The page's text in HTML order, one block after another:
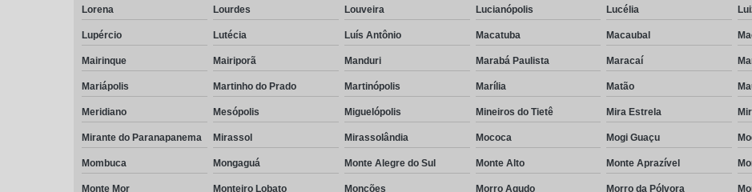
Lorena Lourdes Louveira Lucianópolis Lucélia
Lupércio Lutécia Luís Antônio Macatuba Macaubal
Mairinque Mairiporã Manduri Marabá Paulista Maracaí
Mariápolis Martinho do Prado Martinópolis Marília Matão
Meridiano Mesópolis Miguelópolis Mineiros do Tietê Mira Estrela
Mirante do Paranapanema Mirassol Mirassolândia Mococa Mogi Guaçu
Mombuca Mongaguá Monte Alegre do Sul Monte Alto Monte Aprazível
Monte Mor Monteiro Lobato Monções Morro Agudo Morro da Pólvora